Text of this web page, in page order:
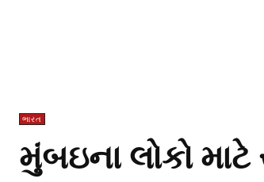
ભારત
મુંબઇના લોકો